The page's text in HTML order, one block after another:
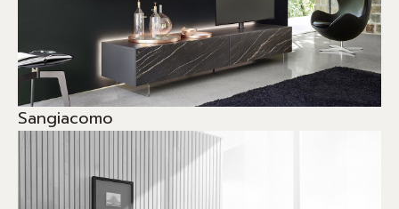
Sangiacomo